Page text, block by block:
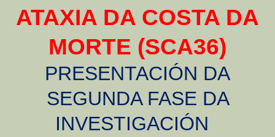
ATAXIA DA COSTA DA
MORTE (SCA36)
PRESENTACIÓN DA
SEGUNDA FASE DA
INVESTIGACIÓN